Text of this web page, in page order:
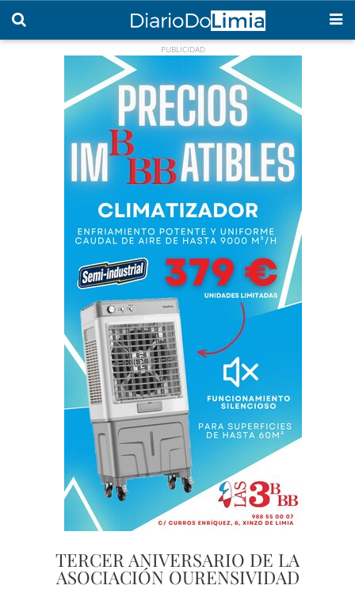
TERCER ANIVERSARIO DE LA
ASOCIACIÓN OURENSIVIDAD